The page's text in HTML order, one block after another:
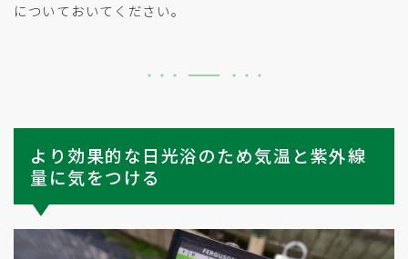
についておいてください。
より効果的な日光浴のため気温と紫外線
量に気をつける